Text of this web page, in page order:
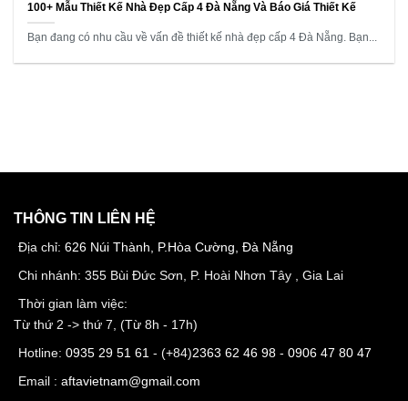
100+ Mẫu Thiết Kế Nhà Đẹp Cấp 4 Đà Nẵng Và Báo Giá Thiết Kế
Bạn đang có nhu cầu về vấn đề thiết kế nhà đẹp cấp 4 Đà Nẵng. Bạn...
THÔNG TIN LIÊN HỆ
Địa chỉ: 626 Núi Thành, P.Hòa Cường, Đà Nẵng
Chi nhánh: 355 Bùi Đức Sơn, P. Hoài Nhơn Tây , Gia Lai
Thời gian làm việc:
Từ thứ 2 -> thứ 7, (Từ 8h - 17h)
Hotline: 0935 29 51 61 - (+84)2363 62 46 98 - 0906 47 80 47
Email : aftavietnam@gmail.com